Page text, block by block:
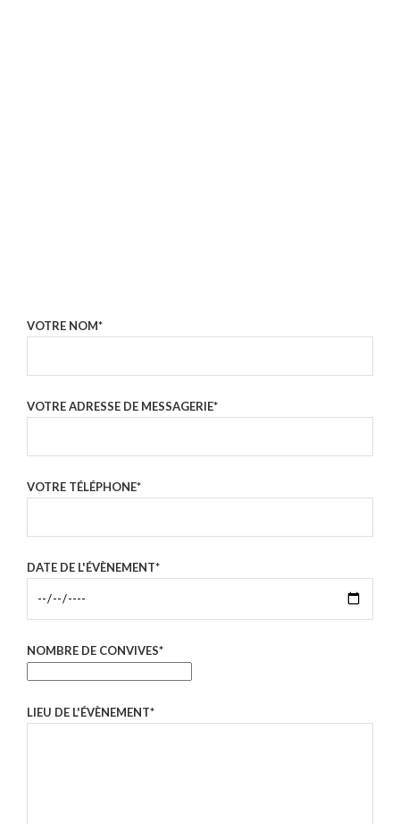
VOTRE NOM*
VOTRE ADRESSE DE MESSAGERIE*
VOTRE TÉLÉPHONE*
DATE DE L'ÉVÈNEMENT*
NOMBRE DE CONVIVES*
LIEU DE L'ÉVÈNEMENT*